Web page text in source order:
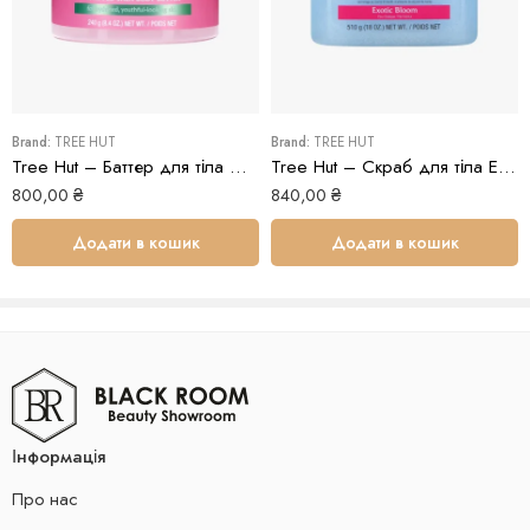
Brand: TREE HUT
Tree Hut – Баттер для тіла Watermelon Whipped Body Butter
800,00 ₴
Додати в кошик
Brand: TREE HUT
Tree Hut – Скраб для тіла Exotic Bloom Sugar Scrub
840,00 ₴
Додати в кошик
Інформація
Про нас